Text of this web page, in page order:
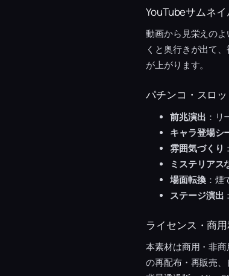
YouTubeサムネ
動画から見栄えの
くと奥行きが出て
が上がります。
パチンコ・スロ
前兆演出 ：
キャラ登場シ
雰囲気づくり
ミステリアス
場面転換：煙
ステージ演出
ライセンス・商
本素材は商用・非
の再配布・再販売